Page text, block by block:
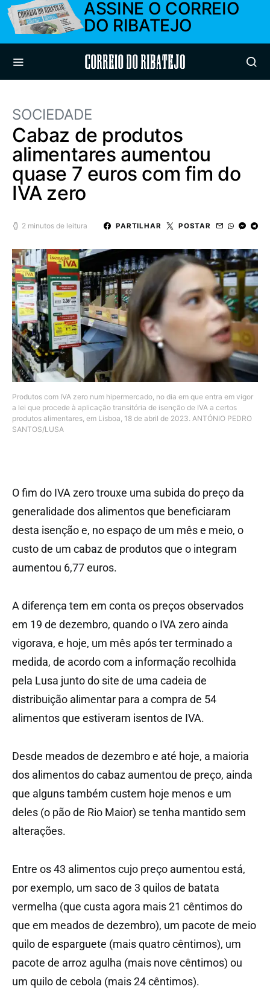
ASSINE O CORREIO
DO RIBATEJO
Correio do Ribatejo
SOCIEDADE
Cabaz de produtos
alimentares aumentou
quase 7 euros com fim do
IVA zero
2 minutos de leitura PARTILHAR POSTAR
Produtos com IVA zero num hipermercado, no dia em que entra em vigor
a lei que procede à aplicação transitória de isenção de IVA a certos
produtos alimentares, em Lisboa, 18 de abril de 2023. ANTÓNIO PEDRO
SANTOS/LUSA
O fim do IVA zero trouxe uma subida do preço da
generalidade dos alimentos que beneficiaram
desta isenção e, no espaço de um mês e meio, o
custo de um cabaz de produtos que o integram
aumentou 6,77 euros.
A diferença tem em conta os preços observados
em 19 de dezembro, quando o IVA zero ainda
vigorava, e hoje, um mês após ter terminado a
medida, de acordo com a informação recolhida
pela Lusa junto do site de uma cadeia de
distribuição alimentar para a compra de 54
alimentos que estiveram isentos de IVA.
Desde meados de dezembro e até hoje, a maioria
dos alimentos do cabaz aumentou de preço, ainda
que alguns também custem hoje menos e um
deles (o pão de Rio Maior) se tenha mantido sem
alterações.
Entre os 43 alimentos cujo preço aumentou está,
por exemplo, um saco de 3 quilos de batata
vermelha (que custa agora mais 21 cêntimos do
que em meados de dezembro), um pacote de meio
quilo de esparguete (mais quatro cêntimos), um
pacote de arroz agulha (mais nove cêntimos) ou
um quilo de cebola (mais 24 cêntimos).